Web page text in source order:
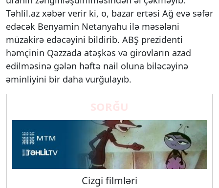
Təhlil.az xəbər verir ki, o, bazar ertəsi Ağ evə səfər
edəcək Benyamin Netanyahu ilə məsələni
müzakirə edəcəyini bildirib. ABŞ prezidenti
həmçinin Qəzzada atəşkəs və girovların azad
edilməsinə gələn həftə nail oluna biləcəyinə
əminliyini bir daha vurğulayıb.
SORĞU
Cizgi filmləri